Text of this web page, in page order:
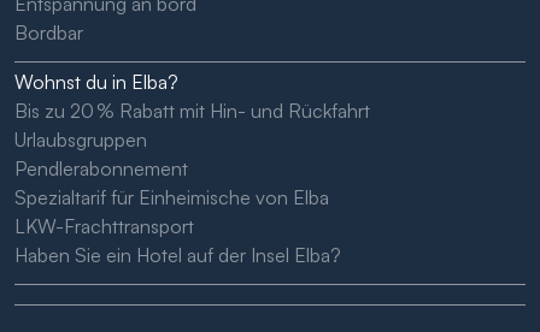
Bordbar
Wohnst du in Elba?
Bis zu 20 % Rabatt mit Hin- und Rückfahrt
Urlaubsgruppen
Pendlerabonnement
Spezialtarif für Einheimische von Elba
LKW-Frachttransport
Haben Sie ein Hotel auf der Insel Elba?